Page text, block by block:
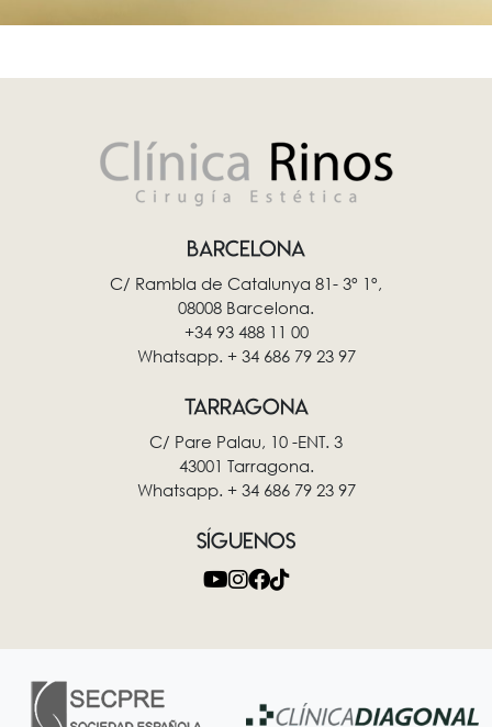
BARCELONA
C/ Rambla de Catalunya 81- 3º 1º,
08008 Barcelona.
+34 93 488 11 00
Whatsapp. + 34 686 79 23 97
TARRAGONA
C/ Pare Palau, 10 -ENT. 3
43001 Tarragona.
Whatsapp. + 34 686 79 23 97
SÍGUENOS